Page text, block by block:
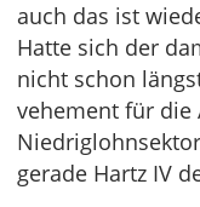
auch das ist
Hatte sich der
nicht schon
vehement für die
gerade Hartz IV